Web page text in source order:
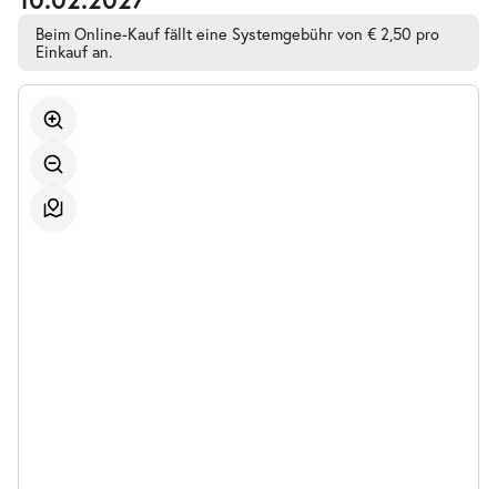
Beim Online-Kauf fällt eine Systemgebühr von € 2,50 pro
Einkauf an.